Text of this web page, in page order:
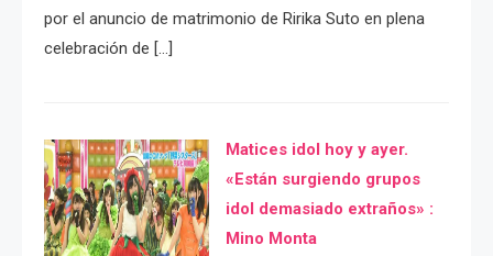
por el anuncio de matrimonio de Ririka Suto en plena
celebración de […]
Matices idol hoy y ayer.
«Están surgiendo grupos
idol demasiado extraños» :
Mino Monta